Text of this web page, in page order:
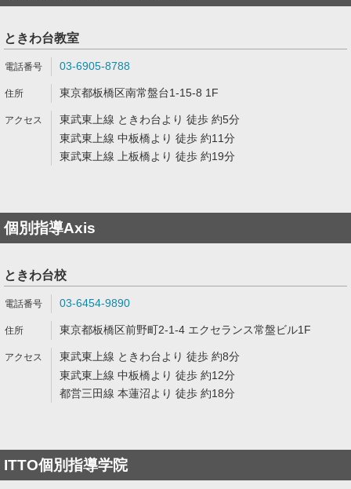
ときわ台教室
03-6905-8788
東京都板橋区南常盤台1-15-8 1F
東武東上線 ときわ台より 徒歩 約5分
東武東上線 中板橋より 徒歩 約11分
東武東上線 上板橋より 徒歩 約19分
個別指導Axis
ときわ台校
03-6454-9890
東京都板橋区前野町2-1-4 エクセランス常盤ビル1F
東武東上線 ときわ台より 徒歩 約8分
東武東上線 中板橋より 徒歩 約12分
都営三田線 本蓮沼より 徒歩 約18分
ITTO個別指導学院